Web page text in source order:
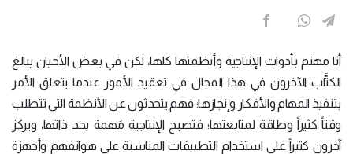
أنا مهتم بأدوات الإنتاجية وأنظمتها كلها، لكن في بعض الأحيان يبالغ
الكتَّاب الآخرون في هذا المجال في تعقيد الأمور عندما يتعلق الأمر
بتنفيذ المهام والأفكار وإنجازها؛ فهم يتحدثون عن الأنظمة التي تتطلب
وقتاً كثيراً وطاقة لمتابعتها؛ فتصبح الإنتاجية مَهمة بحد ذاتها، ويركز
آخرون كثيراً على استخدام التطبيقات المناسبة على هواتفهم وأجهزة